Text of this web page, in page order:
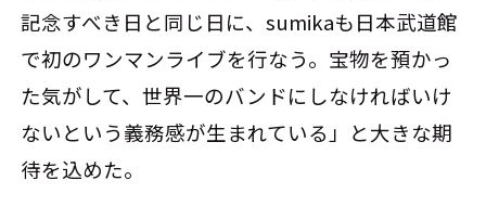
記念すべき日と同じ日に、sumikaも日本武道館
で初のワンマンライブを行なう。宝物を預かっ
た気がして、世界一のバンドにしなければいけ
ないという義務感が生まれている」と大きな期
待を込めた。